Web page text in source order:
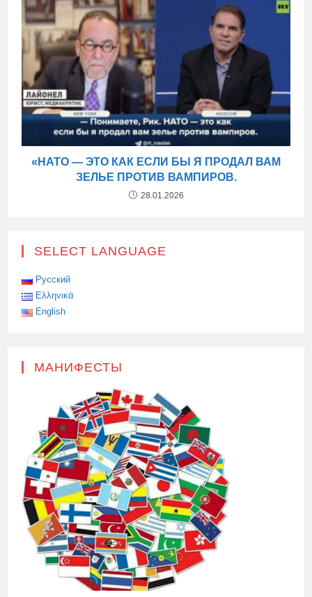
«НАТО — ЭТО КАК ЕСЛИ БЫ Я ПРОДАЛ ВАМ
ЗЕЛЬЕ ПРОТИВ ВАМПИРОВ.
28.01.2026
SELECT LANGUAGE
Русский
Ελληνικά
English
МАНИФЕСТЫ